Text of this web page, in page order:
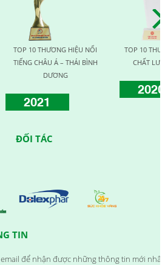
HIỆU NỔI
Á – THÁI BÌNH
TOP 10 THƯƠNG HIỆU
CHẤT LƯỢNG QUỐC
ĐỐI TÁC
TIN
để nhận được những thông tin mới nhất